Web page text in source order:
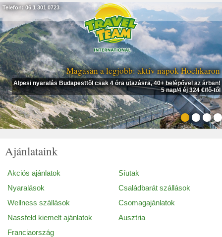
Magasan a legjobb: aktív napok Hochkaron
Alpesi nyaralás Budapesttől csak 4 óra utazásra, 40+ belépővel az árban!
5 nap/4 éj 324 €/fő-től
Telefon: 06 1 301 0723
Ajánlataink
Akciós ajánlatok
Síutak
Nyaralások
Családbarát szállások
Wellness szállások
Csomagajánlatok
Nassfeld kiemelt ajánlatok
Ausztria
Franciaország